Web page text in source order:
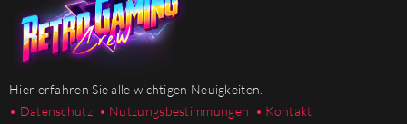
Hier erfahren Sie alle wichtigen Neuigkeiten.
• Datenschutz • Nutzungsbestimmungen • Kontakt